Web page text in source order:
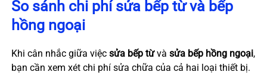
So sánh chi phí sửa bếp từ và bếp
hồng ngoại
Khi cân nhắc giữa việc sửa bếp từvà sửa bếp hồng ngoại,
bạn cần xem xét chi phí sửa chữa của cả hai loại thiết bị.